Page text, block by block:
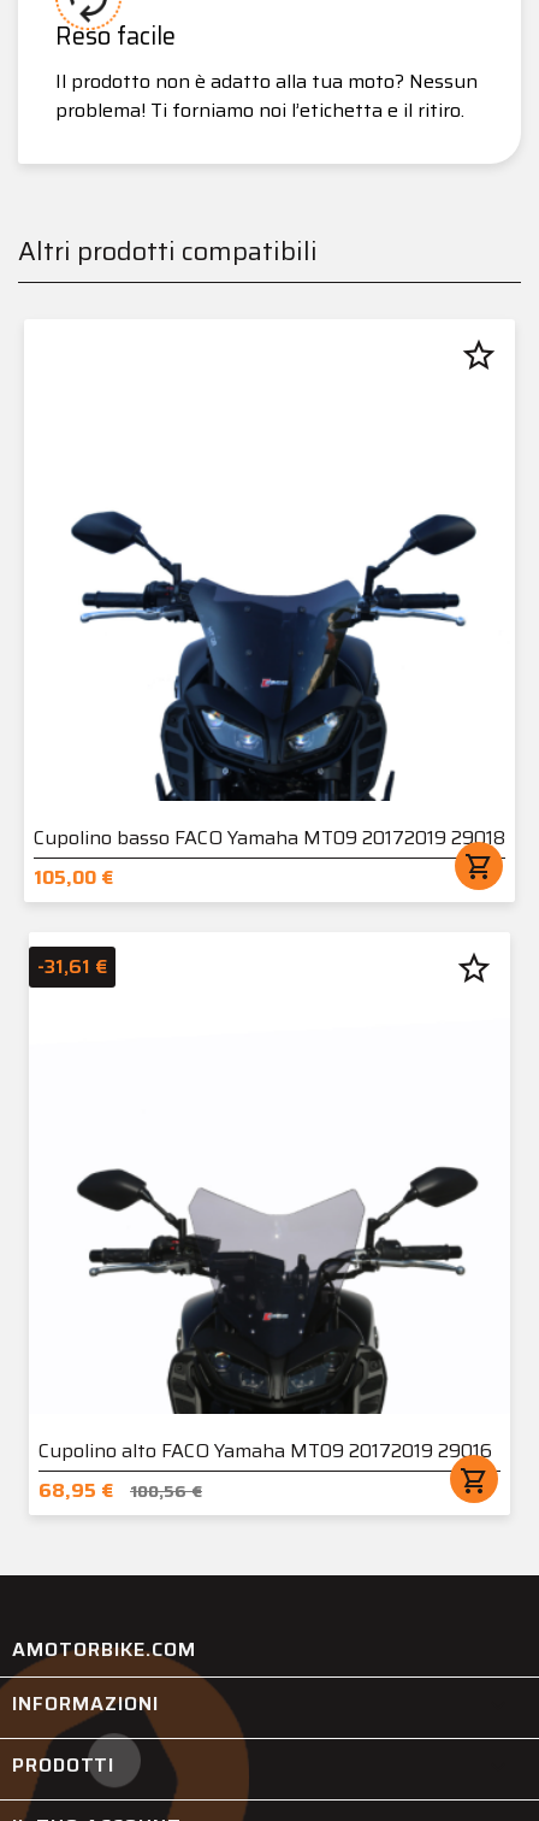
Reso facile
Il prodotto non è adatto alla tua moto? Nessun
problema! Ti forniamo noi l’etichetta e il ritiro.
Altri prodotti compatibili
Cupolino basso FACO Yamaha MT09 20172019 29018
105,00 €
shopping_cart
star_border
Cupolino alto FACO Yamaha MT09 20172019 29016
68,95 €
100,56 € shopping_cart
-31,61 € star_border
AMOTORBIKE.COM
INFORMAZIONI
PRODOTTI